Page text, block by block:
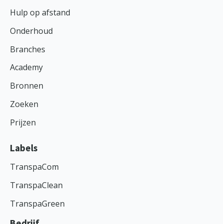
Hulp op afstand
Onderhoud
Branches
Academy
Bronnen
Zoeken
Prijzen
Labels
TranspaCom
TranspaClean
TranspaGreen